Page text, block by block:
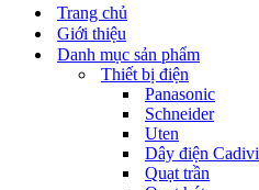
Trang chủ
Giới thiệu
Danh mục sản phẩm
Thiết bị điện
Panasonic
Schneider
Uten
Dây điện Cadivi
Quạt trần